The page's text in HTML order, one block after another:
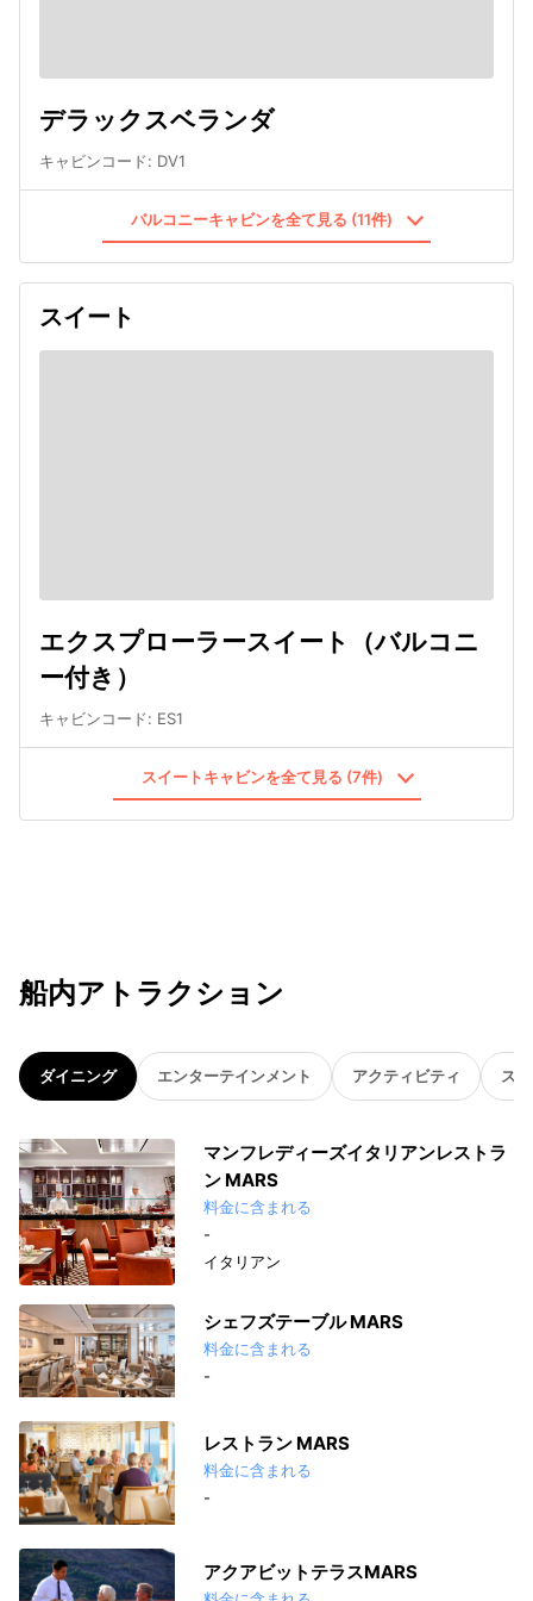
デラックスベランダ
キャビンコード: DV1
バルコニーキャビンを全て見る (11件)
スイート
エクスプローラースイート（バルコニ
ー付き）
キャビンコード: ES1
スイートキャビンを全て見る (7件)
船内アトラクション
ダイニング エンターテインメント アクティビティ ス
マンフレディーズイタリアンレストラ
ン MARS
料金に含まれる
-
イタリアン
シェフズテーブル MARS
料金に含まれる
-
レストラン MARS
料金に含まれる
-
アクアビットテラスMARS